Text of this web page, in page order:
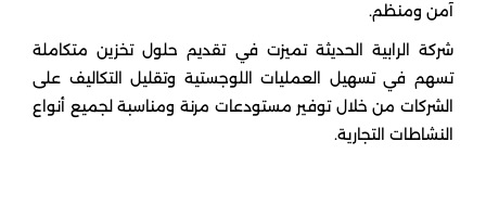
آمن ومنظم.
شركة الرابية الحديثة تميزت في تقديم حلول تخزين متكاملة
تسهم في تسهيل العمليات اللوجستية وتقليل التكاليف على
الشركات من خلال توفير مستودعات مرنة ومناسبة لجميع أنواع
النشاطات التجارية.